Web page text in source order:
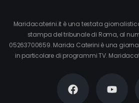
Maridacaterini.it è una testata
stampa del tribunale di Roma, al
05263700659. Marida Caterini è una
in particolare di programmi TV.